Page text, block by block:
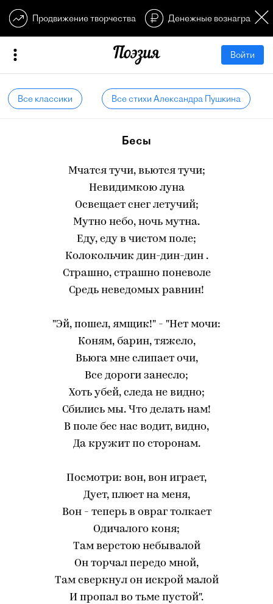
Продвижение творчества Денежные
Войти
Все классики Все стихи Александра Пушкина
Бесы
Мчатся тучи, вьются тучи;
Невидимкою луна
Освещает снег летучий;
Мутно небо, ночь мутна.
Еду, еду в чистом поле;
Колокольчик дин-дин-дин .
Страшно, страшно поневоле
Средь неведомых равнин!
"Эй, пошел, ямщик!" - "Нет мочи:
Коням, барин, тяжело,
Вьюга мне слипает очи,
Все дороги занесло;
Хоть убей, следа не видно;
Сбились мы. Что делать нам!
В поле бес нас водит, видно,
Да кружит по сторонам.
Посмотри: вон, вон играет,
Дует, плюет на меня,
Вон - теперь в овраг толкает
Одичалого коня;
Там верстою небывалой
Он торчал передо мной,
Там сверкнул он искрой малой
И пропал во тьме пустой".